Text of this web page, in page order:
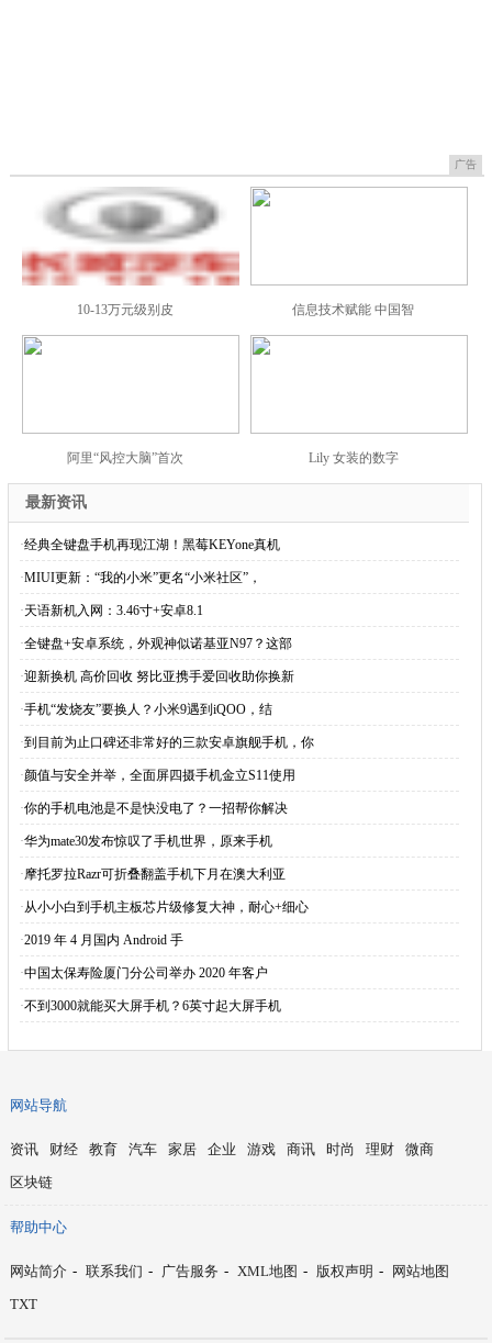
广告
10-13万元级别皮 信息技术赋能 中国智
阿里“风控大脑”首次 Lily 女装的数字
最新资讯
·经典全键盘手机再现江湖！黑莓KEYone真机
·MIUI更新：“我的小米”更名“小米社区”，
·天语新机入网：3.46寸+安卓8.1
·全键盘+安卓系统，外观神似诺基亚N97？这部
·迎新换机 高价回收 努比亚携手爱回收助你换新
·手机“发烧友”要换人？小米9遇到iQOO，结
·到目前为止口碑还非常好的三款安卓旗舰手机，你
·颜值与安全并举，全面屏四摄手机金立S11使用
·你的手机电池是不是快没电了？一招帮你解决
·华为mate30发布惊叹了手机世界，原来手机
·摩托罗拉Razr可折叠翻盖手机下月在澳大利亚
·从小小白到手机主板芯片级修复大神，耐心+细心
·2019 年 4 月国内 Android 手
·中国太保寿险厦门分公司举办 2020 年客户
·不到3000就能买大屏手机？6英寸起大屏手机
网站导航
资讯 财经 教育 汽车 家居 企业 游戏 商讯 时尚 理财
微商
区块链
帮助中心
网站简介 - 联系我们 - 广告服务 - XML地图 - 版权声明 -
网站地图
TXT